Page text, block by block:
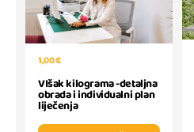
1,00 €
VIšak kilograma -detaljna
obrada i individualni plan
liječenja